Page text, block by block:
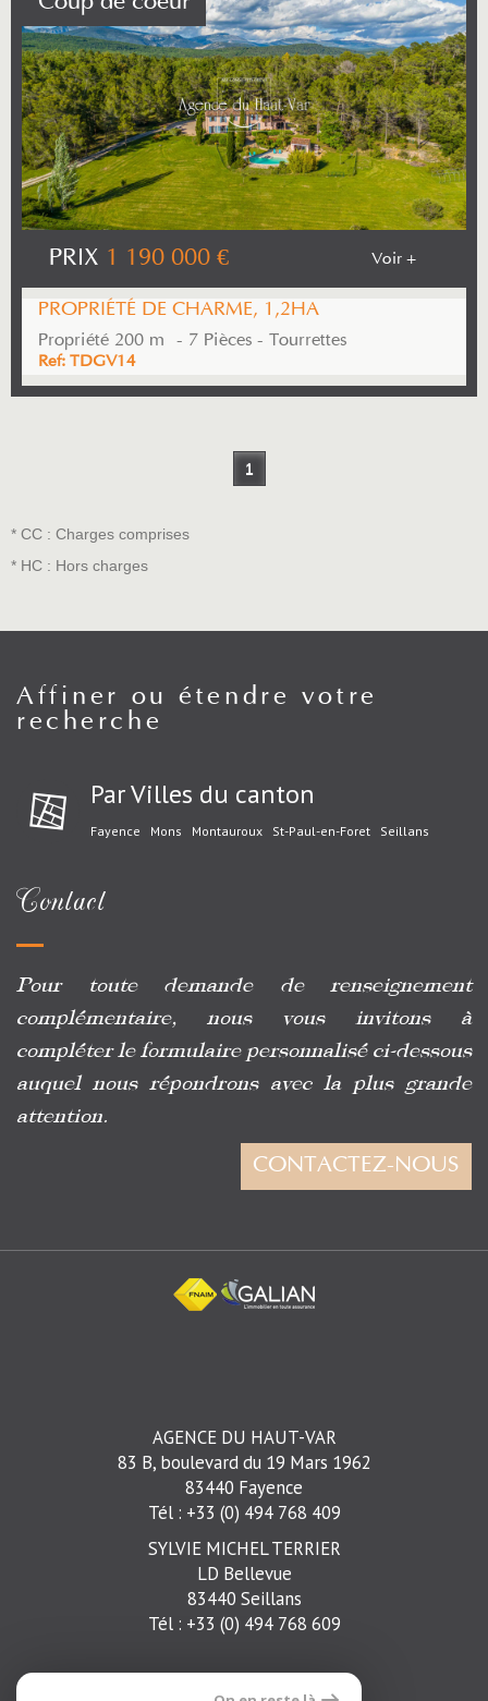
PRIX 1 190 000 € Voir +
PROPRIÉTÉ DE CHARME, 1,2HA
Propriété 200 m² - 7 Pièces - Tourrettes
Ref: TDGV14
1
* CC : Charges comprises
* HC : Hors charges
Affiner ouétendre votre
recherche
Par Villes du canton
Fayence Mons Montauroux St-Paul-en-Foret Seillans
Contact
Pour toute demande de renseignement
complémentaire, nous vous invitons à
compléter le formulaire personnalisé ci-dessous
auquel nous répondrons avec la plus grande
attention.
CONTACTEZ-NOUS
AGENCE DU HAUT-VAR
83 B, boulevard du 19 Mars 1962
83440 Fayence
Tél : +33 (0) 494 768 409
SYLVIE MICHEL TERRIER
LD Bellevue
83440 Seillans
Tél : +33 (0) 494 768 609